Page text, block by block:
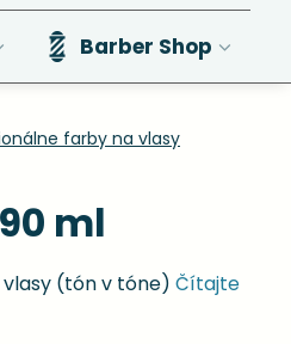
Barber Shop
farby na vlasy
ml
(tón v tóne) Čítajte